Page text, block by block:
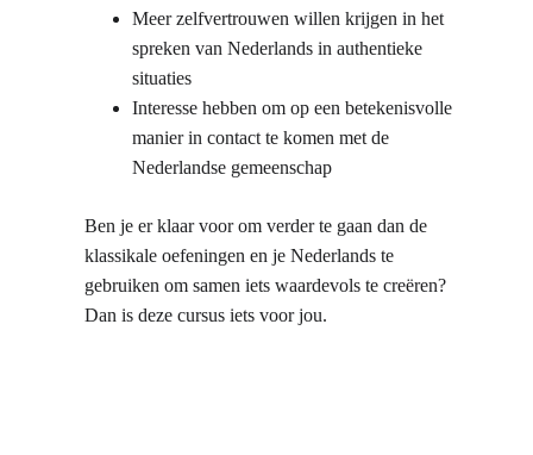
Meer zelfvertrouwen willen krijgen in het
spreken van Nederlands in authentieke
situaties
Interesse hebben om op een betekenisvolle
manier in contact te komen met de
Nederlandse gemeenschap
Ben je er klaar voor om verder te gaan dan de
klassikale oefeningen en je Nederlands te
gebruiken om samen iets waardevols te creëren?
Dan is deze cursus iets voor jou.